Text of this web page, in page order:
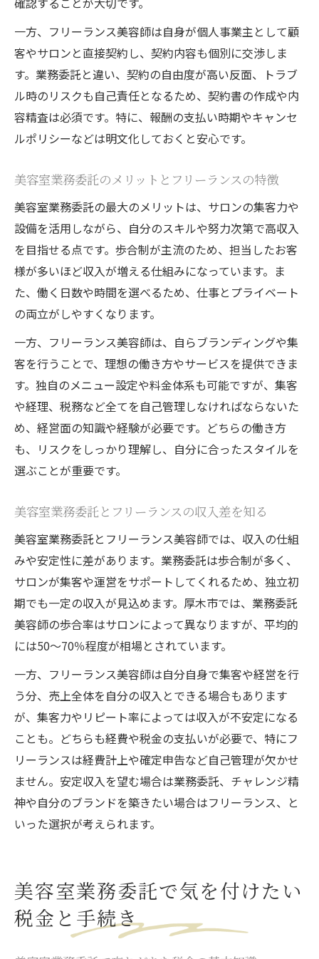
一方、フリーランス美容師は自身が個人事業主として顧
客やサロンと直接契約し、契約内容も個別に交渉しま
す。業務委託と違い、契約の自由度が高い反面、トラブ
ル時のリスクも自己責任となるため、契約書の作成や内
容精査は必須です。特に、報酬の支払い時期やキャンセ
ルポリシーなどは明文化しておくと安心です。
美容室業務委託のメリットとフリーランスの特徴
美容室業務委託の最大のメリットは、サロンの集客力や
設備を活用しながら、自分のスキルや努力次第で高収入
を目指せる点です。歩合制が主流のため、担当したお客
様が多いほど収入が増える仕組みになっています。ま
た、働く日数や時間を選べるため、仕事とプライベート
の両立がしやすくなります。
一方、フリーランス美容師は、自らブランディングや集
客を行うことで、理想の働き方やサービスを提供できま
す。独自のメニュー設定や料金体系も可能ですが、集客
や経理、税務など全てを自己管理しなければならないた
め、経営面の知識や経験が必要です。どちらの働き方
も、リスクをしっかり理解し、自分に合ったスタイルを
選ぶことが重要です。
美容室業務委託とフリーランスの収入差を知る
美容室業務委託とフリーランス美容師では、収入の仕組
みや安定性に差があります。業務委託は歩合制が多く、
サロンが集客や運営をサポートしてくれるため、独立初
期でも一定の収入が見込めます。厚木市では、業務委託
美容師の歩合率はサロンによって異なりますが、平均的
には50〜70％程度が相場とされています。
一方、フリーランス美容師は自分自身で集客や経営を行
う分、売上全体を自分の収入とできる場合もあります
が、集客力やリピート率によっては収入が不安定になる
ことも。どちらも経費や税金の支払いが必要で、特にフ
リーランスは経費計上や確定申告など自己管理が欠かせ
ません。安定収入を望む場合は業務委託、チャレンジ精
神や自分のブランドを築きたい場合はフリーランス、と
いった選択が考えられます。
美容室業務委託で気を付けたい
税金と手続き